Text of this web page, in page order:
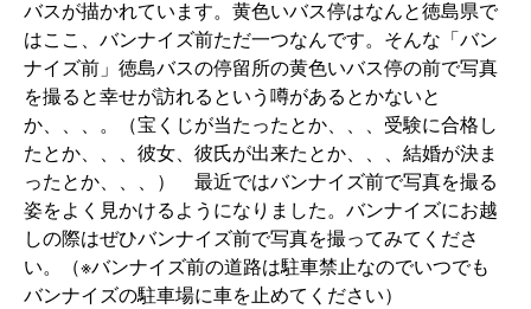
バスが描かれています。黄色いバス停はなんと徳島県で
はここ、バンナイズ前ただ一つなんです。そんな「バン
ナイズ前」徳島バスの停留所の黄色いバス停の前で写真
を撮ると幸せが訪れるという噂があるとかないと
か、、、。（宝くじが当たったとか、、、受験に合格し
たとか、、、彼女、彼氏が出来たとか、、、結婚が決ま
ったとか、、、） 最近ではバンナイズ前で写真を撮る
姿をよく見かけるようになりました。バンナイズにお越
しの際はぜひバンナイズ前で写真を撮ってみてくださ
い。（※バンナイズ前の道路は駐車禁止なのでいつでも
バンナイズの駐車場に車を止めてください）